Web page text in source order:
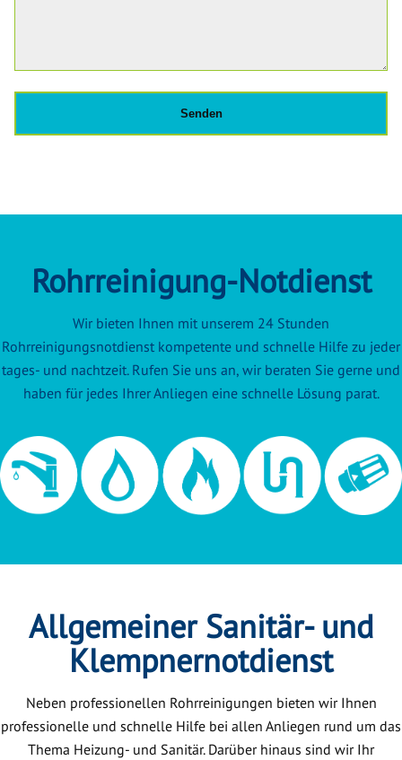
Rohrreinigung-Notdienst
Wir bieten Ihnen mit unserem 24 Stunden
Rohrreinigungsnotdienst kompetente und schnelle Hilfe zu jeder
tages- und nachtzeit. Rufen Sie uns an, wir beraten Sie gerne und
haben für jedes Ihrer Anliegen eine schnelle Lösung parat.
Allgemeiner Sanitär- und
Klempnernotdienst
Neben professionellen Rohrreinigungen bieten wir Ihnen
professionelle und schnelle Hilfe bei allen Anliegen rund um das
Thema Heizung- und Sanitär. Darüber hinaus sind wir Ihr